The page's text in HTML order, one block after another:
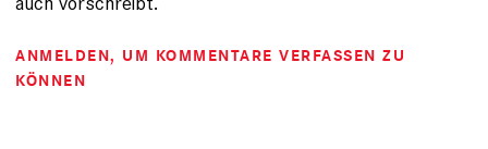
ANMELDEN, UM KOMMENTARE VERFASSEN ZU
KÖNNEN